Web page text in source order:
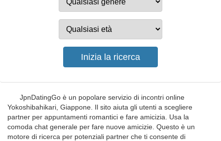
JpnDatingGo è un popolare servizio di incontri online
Yokoshibahikari, Giappone. Il sito aiuta gli utenti a scegliere
partner per appuntamenti romantici e fare amicizia. Usa la
comoda chat generale per fare nuove amicizie. Questo è un
motore di ricerca per potenziali partner che ti consente di